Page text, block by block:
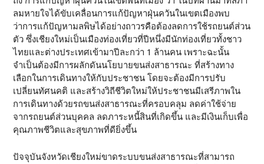
ลมหายใจได้ขับเคลื่อนการแก้ปัญหาฝุ่นควันในเขตเมืองพบ
ว่าการแก้ปัญหามลพิษได้อย่างถาวรคือต้องลดการใช้รถยนต์ส่วน
ตัว ซึ่งเชียงใหม่เป็นเมืองท่องเที่ยวที่ปีหนึ่งมีนักท่องเที่ยวทั้งชาว
ไทยและต่างประเทศเข้ามาปีละกว่า 1 ล้านคน เพราะฉะนั้น
จำเป็นต้องมีการผลักดันนโยบายขนส่งสาธารณะ ที่สร้างทาง
เลือกในการเดินทางให้กับประชาชน โดยจะต้องมีการปรับ
เปลี่ยนทัศนคติ และสร้างวิถีชีวิตใหม่ให้ประชาชนมีเสรีภาพใน
การเดินทางด้วยรถขนส่งสาธารณะที่ครอบคลุม ลดค่าใช้จ่าย
จากรถยนต์ส่วนบุคคล ลดภาระหนี้สินที่เกิดขึ้น และมีเงินเก็บเพื่อ
คุณภาพชีวิตและสุขภาพที่ดียิ่งขึ้น
ปัจจุบันจังหวัดเชียงใหม่ขาดระบบขนส่งสาธารณะที่สามารถ